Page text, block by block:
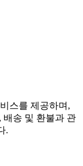
스를 제공하며,
배송 및 환불과 관
.